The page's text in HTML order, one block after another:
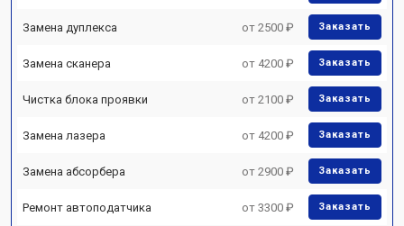
Замена дуплекса от 2500 ₽ Заказать
Замена сканера от 4200 ₽ Заказать
Чистка блока проявки от 2100 ₽ Заказать
Замена лазера от 4200 ₽ Заказать
Замена абсорбера от 2900 ₽ Заказать
Ремонт автоподатчика от 3300 ₽ Заказать